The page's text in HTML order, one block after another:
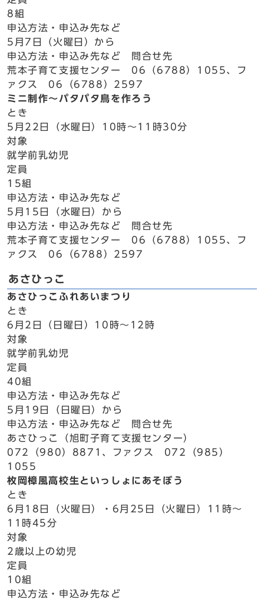
8組
申込方法・申込み先など
5月7日（火曜日）から
申込方法・申込み先など 問合せ先
荒本子育て支援センター 06（6788）1055、フ
ァクス 06（6788）2597
ミニ制作～パタパタ鳥を作ろう
とき
5月22日（水曜日）10時～11時30分
対象
就学前乳幼児
定員
15組
申込方法・申込み先など
5月15日（水曜日）から
申込方法・申込み先など 問合せ先
荒本子育て支援センター 06（6788）1055、フ
ァクス 06（6788）2597
あさひっこ
あさひっこふれあいまつり
とき
6月2日（日曜日）10時～12時
対象
就学前乳幼児
定員
40組
申込方法・申込み先など
5月19日（日曜日）から
申込方法・申込み先など 問合せ先
あさひっこ（旭町子育て支援センター）
072（980）8871、ファクス 072（985）
1055
枚岡樟風高校生といっしょにあそぼう
とき
6月18日（火曜日）・6月25日（火曜日）11時～
11時45分
対象
2歳以上の幼児
定員
10組
申込方法・申込み先など